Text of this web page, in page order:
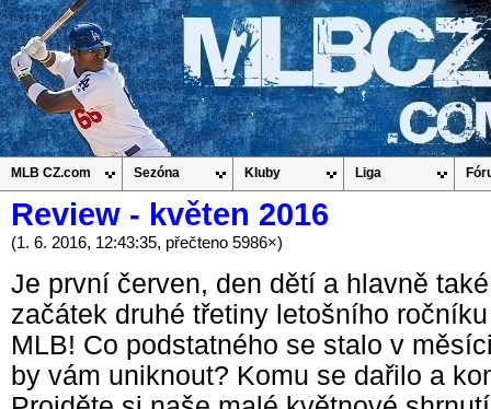
MLB CZ.com Sezóna Kluby Liga
Review - květen 2016
(1. 6. 2016, 12:43:35, přečteno 5986×)
Je první červen, den dětí a hlavně také
začátek druhé třetiny letošního ročníku
MLB! Co podstatného se stalo v
by vám uniknout? Komu se dařilo a